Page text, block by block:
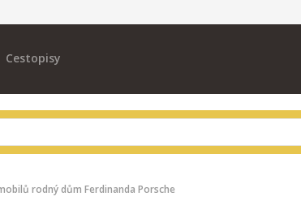
Cestopisy
rodný dům Ferdinanda Porsche